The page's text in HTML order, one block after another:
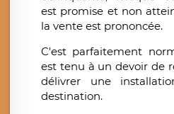
est promise et non
la vente est prononcée.
C'est parfaitement
est tenu à un devoir de
délivrer une
destination.